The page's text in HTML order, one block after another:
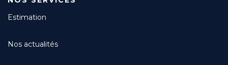
Estimation
Nos actualités